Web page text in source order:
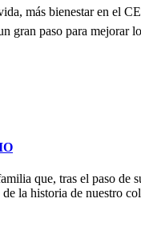
más bienestar en el
gran paso para mejorar
que, tras el paso de
la historia de nuestro